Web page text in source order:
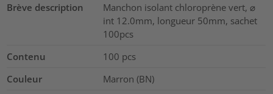
Brève description
Manchon isolant chloroprène vert, ⌀
int 12.0mm, longueur 50mm, sachet
100pcs
Contenu
100 pcs
Couleur
Marron (BN)